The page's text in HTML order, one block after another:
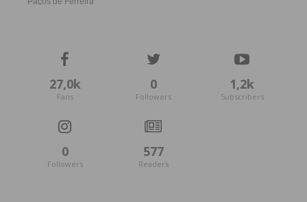
27,0k
Fans
0
Followers
1,2k
Subscribers
0
Followers
577
Readers